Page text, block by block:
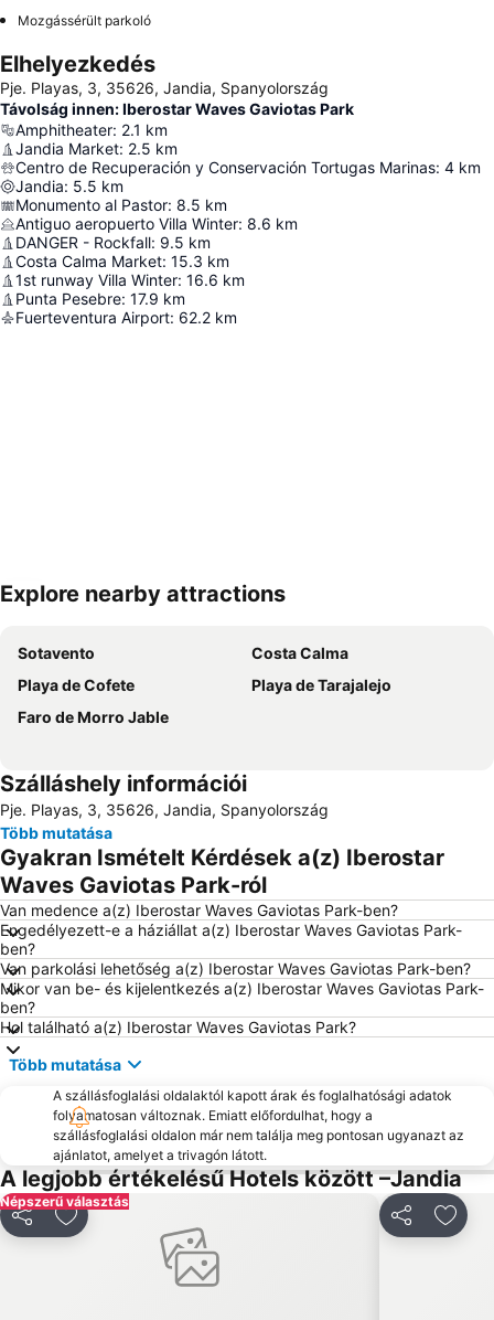
Mozgássérült parkoló
Elhelyezkedés
Pje. Playas, 3, 35626, Jandia, Spanyolország
Távolság innen: Iberostar Waves Gaviotas Park
Amphitheater: 2.1 km
Jandia Market: 2.5 km
Centro de Recuperación y Conservación Tortugas Marinas: 4 km
Jandia: 5.5 km
Monumento al Pastor: 8.5 km
Antiguo aeropuerto Villa Winter: 8.6 km
DANGER - Rockfall: 9.5 km
Costa Calma Market: 15.3 km
1st runway Villa Winter: 16.6 km
Punta Pesebre: 17.9 km
Fuerteventura Airport: 62.2 km
Nagy méretű térkép
Explore nearby attractions
Sotavento
Costa Calma
Playa de Cofete
Playa de Tarajalejo
Faro de Morro Jable
Szálláshely információi
Pje. Playas, 3, 35626, Jandia, Spanyolország
Több mutatása
Gyakran Ismételt Kérdések a(z) Iberostar
Waves Gaviotas Park-ról
Van medence a(z) Iberostar Waves Gaviotas Park-ben?
Engedélyezett-e a háziállat a(z) Iberostar Waves Gaviotas Park-
ben?
Van parkolási lehetőség a(z) Iberostar Waves Gaviotas Park-ben?
Mikor van be- és kijelentkezés a(z) Iberostar Waves Gaviotas Park-
ben?
Hol található a(z) Iberostar Waves Gaviotas Park?
Több mutatása
A szállásfoglalási oldalaktól kapott árak és foglalhatósági adatok
folyamatosan változnak. Emiatt előfordulhat, hogy a
szállásfoglalási oldalon már nem találja meg pontosan ugyanazt az
ajánlatot, amelyet a trivagón látott.
A legjobb értékelésű Hotels között –Jandia
Népszerű választás
MegosztásHozzáadás a kedvencekhez Megosztás